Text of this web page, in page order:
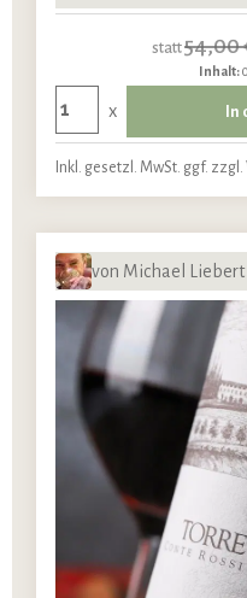
statt54,00
Inhalt:
x In
Inkl. gesetzl. MwSt. ggf.
von Michael Liebert